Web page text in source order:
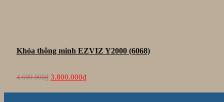
Khóa thông minh EZVIZ Y2000 (6068)
4.699.000₫
Giá
gốc
3.800.000₫Giá
hiện